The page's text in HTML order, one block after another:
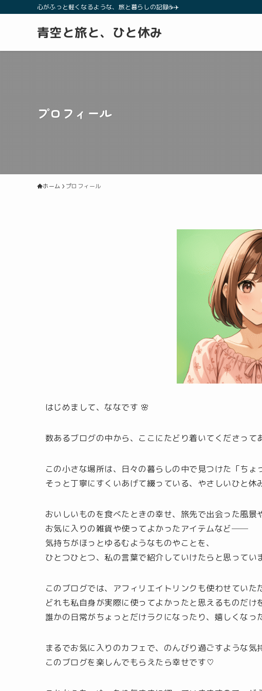
心がふっと軽くなるような、旅と暮らしの記録☕✈️
青空と旅と、ひと休み
プロフィール
ホーム プロフィール
はじめまして、ななです 🌸
数あるブログの中から、ここにたどり着いてくださって
この小さな場所は、日々の暮らしの中で見つけた「ちょ
そっと丁寧にすくいあげて綴っている、やさしいひと休
おいしいものを食べたときの幸せ、旅先で出会った風景
お気に入りの雑貨や使ってよかったアイテムなど──
気持ちがほっとゆるむようなものやことを、
ひとつひとつ、私の言葉で紹介していけたらと思ってい
このブログでは、アフィリエイトリンクも使わせていた
どれも私自身が実際に使ってよかったと思えるものだけ
誰かの日常がちょっとだけラクになったり、嬉しくなっ
まるでお気に入りのカフェで、のんびり過ごすような気
このブログを楽しんでもらえたら幸せです♡